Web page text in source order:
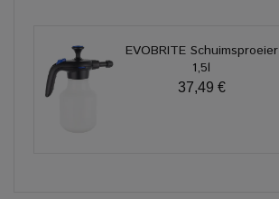
EVOBRITE Schuimsproeier
1,5l
37,49 €